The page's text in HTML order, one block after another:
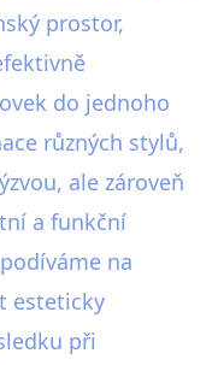
prostor,
do jednoho
různých stylů,
ale zároveň
a funkční
na
esteticky
při